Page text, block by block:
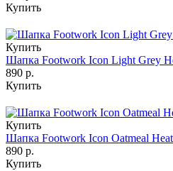
Купить
Купить
Шапка Footwork Icon Light Grey
890 р.
Купить
Купить
Шапка Footwork Icon Oatmeal
890 р.
Купить